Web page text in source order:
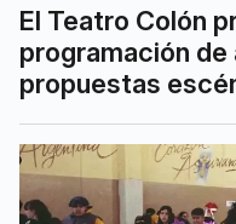
El Teatro Colón
programación
propuestas